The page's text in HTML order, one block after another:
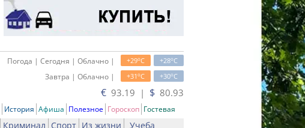
+28oC
+29oC
Погода | Сегодня | Облачно |
+30oC
+31oC
Завтра | Облачно |
€ 93.19 | $ 80.93
История Афиша Полезное Гороскоп Гостевая
Криминал Спорт Из жизни Учеба